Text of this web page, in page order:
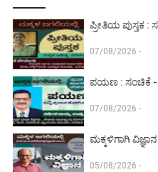
ಪ್ರೀತಿಯ ಪುಸ್ತಕ :
07/08/2026 -
ಪಯಣ : ಸಂಚಿಕೆ -
07/08/2026 -
ಮಕ್ಕಳಿಗಾಗಿ
05/08/2026 -